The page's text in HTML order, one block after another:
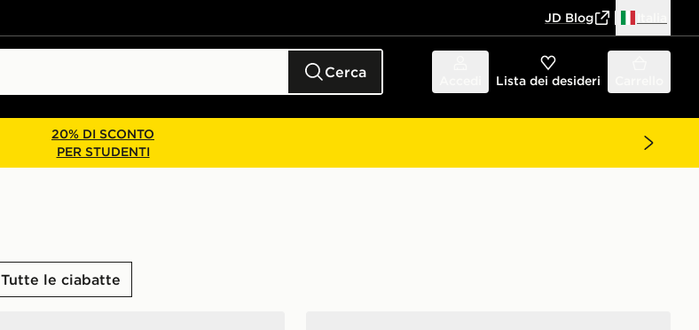
JD Blog
Cerca Lista dei desideri
20% DI SCONTO
PER STUDENTI
Tutte le ciabatte